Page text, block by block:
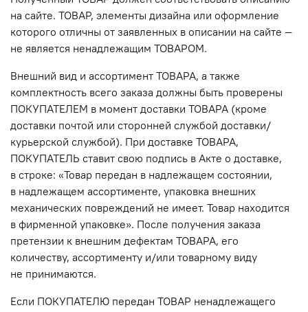
на сайте. ТОВАР, элементы дизайна или оформление
которого отличны от заявленных в описании на сайте —
не является ненадлежащим ТОВАРОМ.
Внешний вид и ассортимент ТОВАРА, а также
комплектность всего заказа должны быть проверены
ПОКУПАТЕЛЕМ в момент доставки ТОВАРА (кроме
доставки почтой или сторонней службой доставки/
курьерской службой). При доставке ТОВАРА,
ПОКУПАТЕЛЬ ставит свою подпись в Акте о доставке,
в строке: «Товар передан в надлежащем состоянии,
в надлежащем ассортименте, упаковка внешних
механических повреждений не имеет. Товар находится
в фирменной упаковке». После получения заказа
претензии к внешним дефектам ТОВАРА, его
количеству, ассортименту и/или товарному виду
не принимаются.
Если ПОКУПАТЕЛЮ передан ТОВАР ненадлежащего